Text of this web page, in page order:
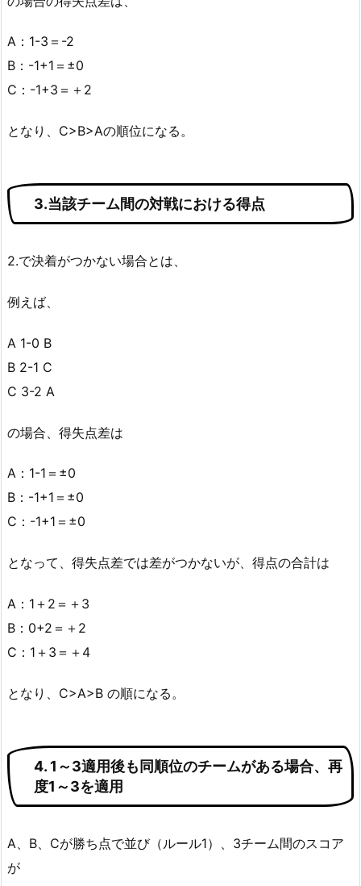
A：1-3＝-2
B：-1+1＝±0
C：-1+3＝＋2
となり、C>B>Aの順位になる。
3.当該チーム間の対戦における得点
2.で決着がつかない場合とは、
例えば、
A 1-0 B
B 2-1 C
C 3-2 A
の場合、得失点差は
A：1-1＝±0
B：-1+1＝±0
C：-1+1＝±0
となって、得失点差では差がつかないが、得点の合計は
A：1＋2＝＋3
B：0+2＝＋2
C：1＋3＝＋4
となり、C>A>B の順になる。
4. 1～3適用後も同順位のチームがある場合、再
度1～3を適用
A、B、Cが勝ち点で並び（ルール1）、3チーム間のスコア
が